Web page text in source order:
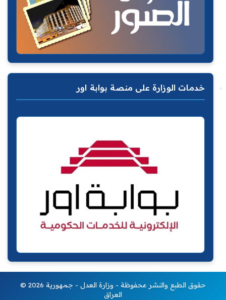
خدمات الوزارة على منصة بوابة اور
© 2026 حقوق الطبع والنشر محفوظة - وزارة العدل - جمهورية
العراق